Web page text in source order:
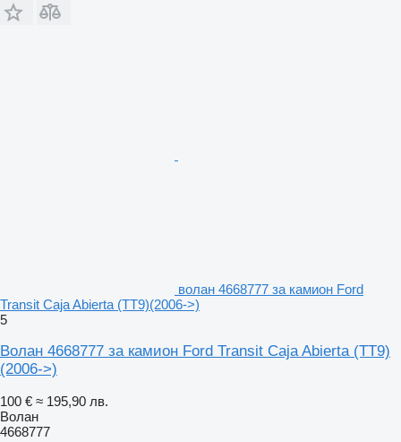
волан 4668777 за камион Ford
Transit Caja Abierta (TT9)(2006->)
5
Волан 4668777 за камион Ford Transit Caja Abierta (TT9)
(2006->)
100 € ≈ 195,90 лв.
Волан
4668777